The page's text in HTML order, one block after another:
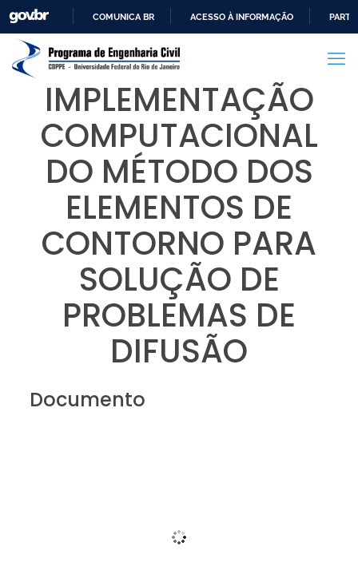
PARA
CONTEÚDO
COMUNICA BR ACESSO À INFORMAÇÃO
IMPLEMENTAÇÃO
COMPUTACIONAL
DO MÉTODO DOS
ELEMENTOS DE
CONTORNO PARA
SOLUÇÃO DE
PROBLEMAS DE
DIFUSÃO
Documento